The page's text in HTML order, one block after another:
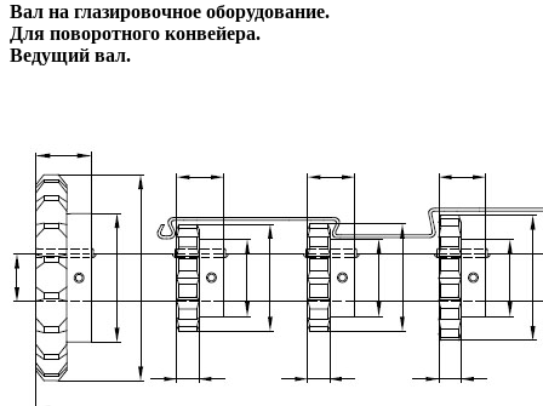
Вал на глазировочное оборудование.
Для поворотного конвейера.
Ведущий вал.